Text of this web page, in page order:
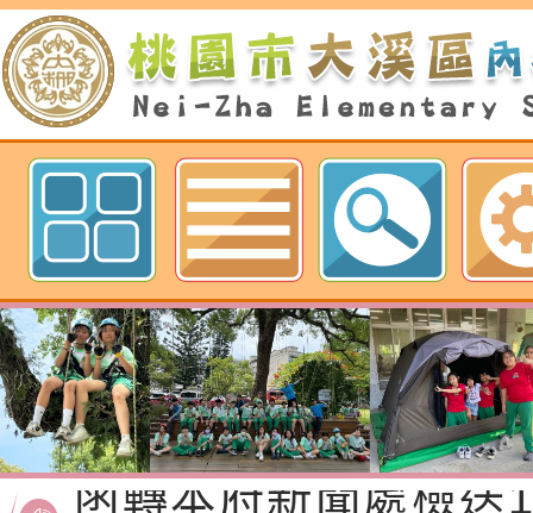
歡迎參觀：neilnjestycedu佈景設
Neil hsu網站
函轉桃園市政府「
性(防空)演習執行計
檢送桃園市政府家庭
「115年度祖孫樂淘
函轉本府新聞處檢送